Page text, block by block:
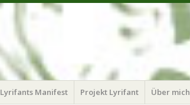
Lyrifants Manifest Projekt Lyrifant Über mich